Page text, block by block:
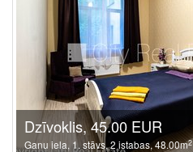
Dzīvoklis, 45.00 EUR
Ganu iela, 1. stāvs, 2 istabas, 48.00m2